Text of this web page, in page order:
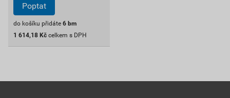
Poptat
do košíku přidáte 6 bm
1 614,18 Kč celkem s DPH